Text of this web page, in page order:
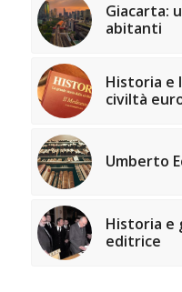
Giacarta:
abitanti
Historia e
civiltà
Umberto
Historia e
editrice